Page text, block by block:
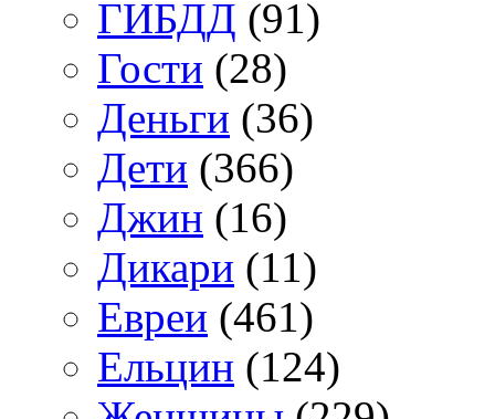
ГИБДД (91)
Гости (28)
Деньги (36)
Дети (366)
Джин (16)
Дикари (11)
Евреи (461)
Ельцин (124)